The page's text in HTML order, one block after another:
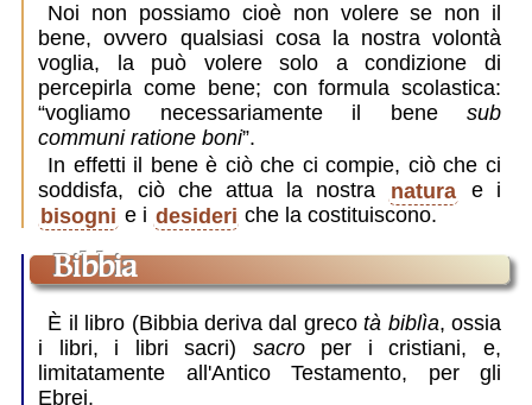
Noi non possiamo cioè non volere se non il
bene, ovvero qualsiasi cosa la nostra volontà
voglia, la può volere solo a condizione di
percepirla come bene; con formula scolastica:
“vogliamo necessariamente il bene sub
communi ratione boni”.
In effetti il bene è ciò che ci compie, ciò che ci
soddisfa, ciò che attua la nostra
natura e i
bisogni e i desideri che la costituiscono.
Bibbia
È il libro (Bibbia deriva dal grecotà biblìa, ossia
i libri, i libri sacri) sacroper i cristiani, e,
limitatamente all'Antico Testamento, per gli
Ebrei.